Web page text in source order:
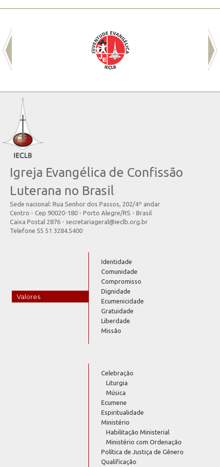
Igreja Evangélica de Confissão
Luterana no Brasil
Sede nacional: Rua Senhor dos Passos, 202/4º andar
Centro - Cep 90020-180 - Porto Alegre/RS - Brasil
Caixa Postal 2876 - secretariageral@ieclb.org.br
Telefone 55 51 3284.5400
Valores
Identidade
Comunidade
Compromisso
Dignidade
Ecumenicidade
Gratuidade
Liberdade
Missão
Celebração
Liturgia
Música
Ecumene
Espiritualidade
Ministério
Habilitação Ministerial
Ministério com Ordenação
Política de Justiça de Gênero
Qualificação